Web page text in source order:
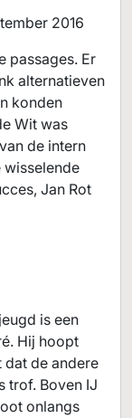
2016
passages. Er
alternatieven
konden
Wit was
de intern
Jan Rot
is een
Hij hoopt
dat de andere
trof. Boven IJ
onlangs